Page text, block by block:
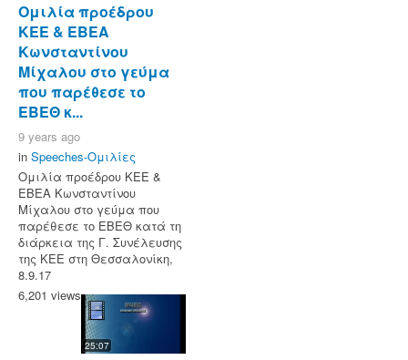
Ομιλία προέδρου
ΚΕΕ & ΕΒΕΑ
Κωνσταντίνου
Μίχαλου στο γεύμα
που παρέθεσε το
ΕΒΕΘ κ...
9 years ago
in Speeches-Ομιλίες
Ομιλία προέδρου ΚΕΕ &
ΕΒΕΑ Κωνσταντίνου
Μίχαλου στο γεύμα που
παρέθεσε το ΕΒΕΘ κατά τη
διάρκεια της Γ. Συνέλευσης
της ΚΕΕ στη Θεσσαλονίκη,
8.9.17
6,201 views
25:07